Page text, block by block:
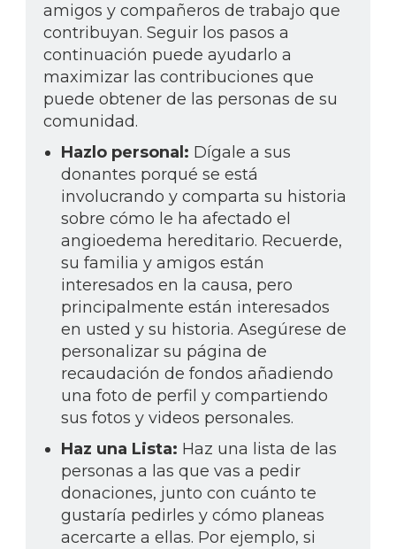
amigos y compañeros de trabajo que
contribuyan. Seguir los pasos a
continuación puede ayudarlo a
maximizar las contribuciones que
puede obtener de las personas de su
comunidad.
Hazlo personal: Dígale a sus
donantes porqué se está
involucrando y comparta su historia
sobre cómo le ha afectado el
angioedema hereditario. Recuerde,
su familia y amigos están
interesados en la causa, pero
principalmente están interesados
en usted y su historia. Asegúrese de
personalizar su página de
recaudación de fondos añadiendo
una foto de perfil y compartiendo
sus fotos y videos personales.
Haz una Lista: Haz una lista de las
personas a las que vas a pedir
donaciones, junto con cuánto te
gustaría pedirles y cómo planeas
acercarte a ellas. Por ejemplo, si